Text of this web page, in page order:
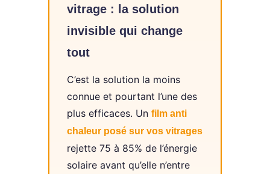
vitrage : la solution
invisible qui change
tout
C’est la solution la moins
connue et pourtant l’une des
plus efficaces. Un film anti
chaleur posé sur vos vitrages
rejette 75 à 85% de l’énergie
solaire avant qu’elle n’entre